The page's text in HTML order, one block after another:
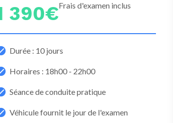
390€Frais d'examen inclus
Durée : 10 jours
Horaires : 18h00 - 22h00
Séance de conduite pratique
Véhicule fournit le jour de l'examen